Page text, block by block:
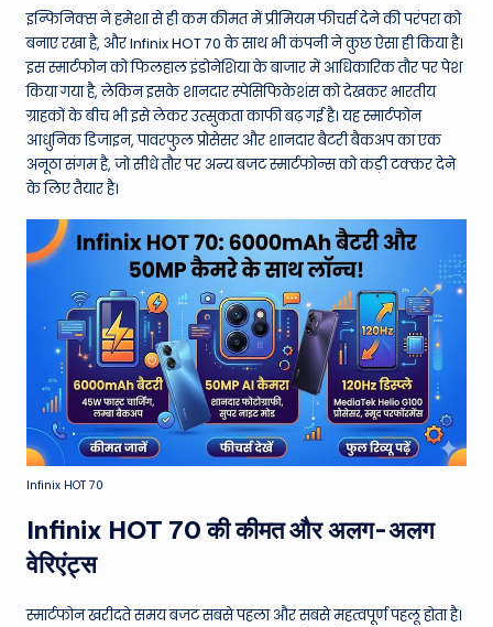
e
W
o
rl
d
इन्फिनिक्स ने हमेशा से ही कम कीमत में प्रीमियम फीचर्स देने की परंपरा को
बनाए रखा है, और Infinix HOT 70 के साथ भी कंपनी ने कुछ ऐसा ही किया है।
इस स्मार्टफोन को फिलहाल इंडोनेशिया के बाजार में आधिकारिक तौर पर पेश
किया गया है, लेकिन इसके शानदार स्पेसिफिकेशंस को देखकर भारतीय
ग्राहकों के बीच भी इसे लेकर उत्सुकता काफी बढ़ गई है। यह स्मार्टफोन
आधुनिक डिजाइन, पावरफुल प्रोसेसर और शानदार बैटरी बैकअप का एक
अनूठा संगम है, जो सीधे तौर पर अन्य बजट स्मार्टफोन्स को कड़ी टक्कर देने
के लिए तैयार है।
Infinix HOT 70
Infinix HOT 70 की कीमत और अलग-अलग
वेरिएंट्स
स्मार्टफोन खरीदते समय बजट सबसे पहला और सबसे महत्वपूर्ण पहलू होता है।